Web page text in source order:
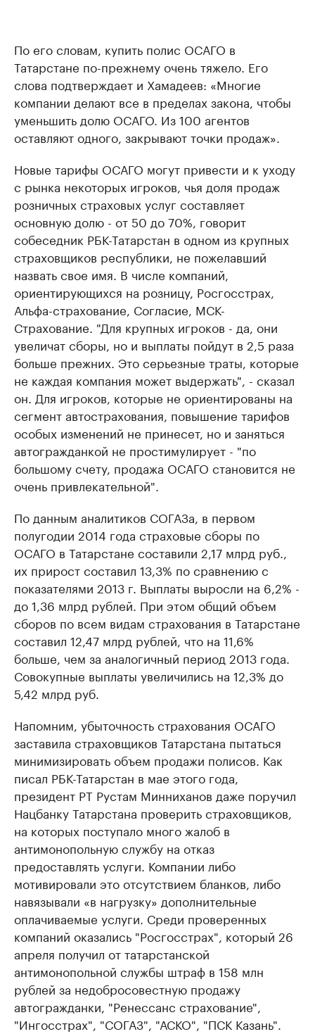
По его словам, купить полис ОСАГО в
Татарстане по-прежнему очень тяжело. Его
слова подтверждает и Хамадеев: «Многие
компании делают все в пределах закона, чтобы
уменьшить долю ОСАГО. Из 100 агентов
оставляют одного, закрывают точки продаж».
Новые тарифы ОСАГО могут привести и к уходу
с рынка некоторых игроков, чья доля продаж
розничных страховых услуг составляет
основную долю - от 50 до 70%, говорит
собеседник РБК-Татарстан в одном из крупных
страховщиков республики, не пожелавший
назвать свое имя. В числе компаний,
ориентирующихся на розницу, Росгосстрах,
Альфа-страхование, Согласие, МСК-
Страхование. "Для крупных игроков - да, они
увеличат сборы, но и выплаты пойдут в 2,5 раза
больше прежних. Это серьезные траты, которые
не каждая компания может выдержать", - сказал
он. Для игроков, которые не ориентированы на
сегмент автострахования, повышение тарифов
особых изменений не принесет, но и заняться
автогражданкой не простимулирует - "по
большому счету, продажа ОСАГО становится не
очень привлекательной".
По данным аналитиков СОГАЗа, в первом
полугодии 2014 года страховые сборы по
ОСАГО в Татарстане составили 2,17 млрд руб.,
их прирост составил 13,3% по сравнению с
показателями 2013 г. Выплаты выросли на 6,2% -
до 1,36 млрд рублей. При этом общий объем
сборов по всем видам страхования в Татарстане
составил 12,47 млрд рублей, что на 11,6%
больше, чем за аналогичный период 2013 года.
Совокупные выплаты увеличились на 12,3% до
5,42 млрд руб.
Напомним, убыточность страхования ОСАГО
заставила страховщиков Татарстана пытаться
минимизировать объем продажи полисов. Как
писал РБК-Татарстан в мае этого года,
президент РТ Рустам Минниханов даже поручил
Нацбанку Татарстана проверить страховщиков,
на которых поступало много жалоб в
антимонопольную службу на отказ
предоставлять услуги. Компании либо
мотивировали это отсутствием бланков, либо
навязывали «в нагрузку» дополнительные
оплачиваемые услуги. Среди проверенных
компаний оказались "Росгосстрах", который 26
апреля получил от татарстанской
антимонопольной службы штраф в 158 млн
рублей за недобросовестную продажу
автогражданки, "Ренессанс страхование",
"Ингосстрах", "СОГАЗ", "АСКО", "ПСК Казань".